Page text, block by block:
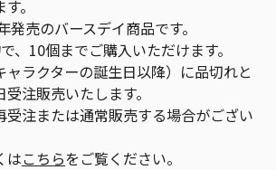
。
売のバースデイ商品です。
、10個までご購入いただけます。
ラクターの誕生日以降）に品切れと
注販売いたします。
注または通常販売する場合がござい
はこちらをご覧ください。